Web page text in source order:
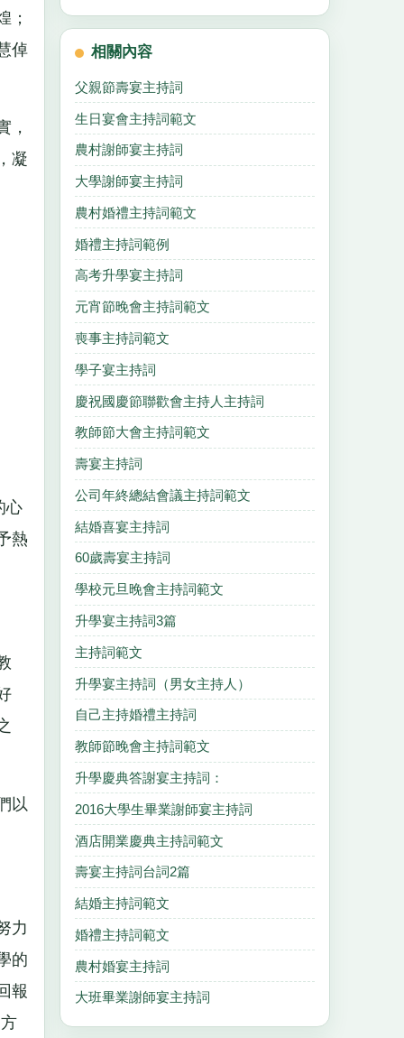
；
倬
，
凝
心
熱
以
力
的
報
相關內容
父親節壽宴主持詞
生日宴會主持詞範文
農村謝師宴主持詞
大學謝師宴主持詞
農村婚禮主持詞範文
婚禮主持詞範例
高考升學宴主持詞
元宵節晚會主持詞範文
喪事主持詞範文
學子宴主持詞
慶祝國慶節聯歡會主持人主持詞
教師節大會主持詞範文
壽宴主持詞
公司年終總結會議主持詞範文
結婚喜宴主持詞
60歲壽宴主持詞
學校元旦晚會主持詞範文
升學宴主持詞3篇
主持詞範文
升學宴主持詞（男女主持人）
自己主持婚禮主持詞
教師節晚會主持詞範文
升學慶典答謝宴主持詞：
2016大學生畢業謝師宴主持詞
酒店開業慶典主持詞範文
壽宴主持詞台詞2篇
結婚主持詞範文
婚禮主持詞範文
農村婚宴主持詞
大班畢業謝師宴主持詞